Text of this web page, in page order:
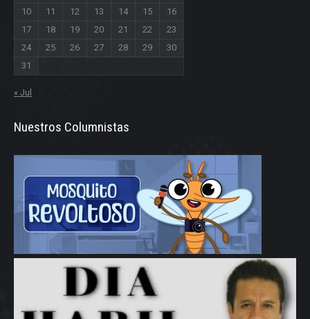
10
11 12 13 14 15
16
17
18 19 20 21 22
23
24
25 26 27 28 29
30
31
« Jul
Nuestros Columnistas